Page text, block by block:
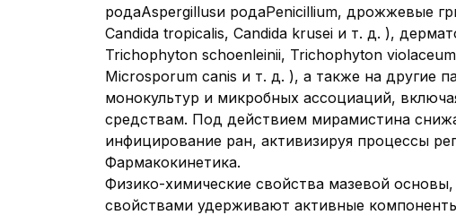
родаAspergillusи родаPenicillium, дрожжевые
Candida tropicalis, Candida krusei и т. д. ),
Trichophyton schoenleinii, Trichophyton
Microsporum canis и т. д. ), а также на другие
монокультур и микробных ассоциаций,
средствам. Под действием мирамистина
инфицирование ран, активизируя процессы
Фармакокинетика.
Физико-химические свойства мазевой
свойствами удерживают активные